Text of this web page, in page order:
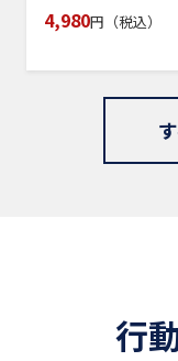
4,980円（税込）
行